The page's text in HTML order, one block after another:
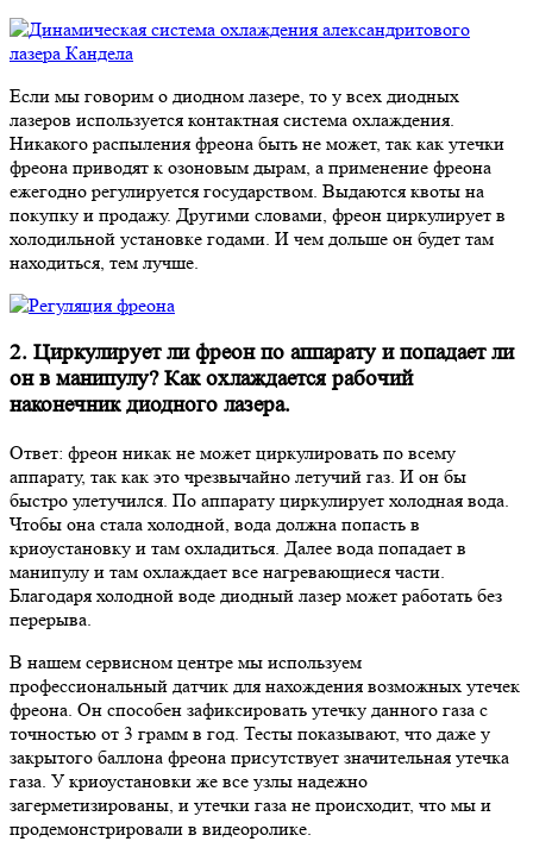
Если мы говорим о диодном лазере, то у всех диодных
лазеров используется контактная система охлаждения.
Никакого распыления фреона быть не может, так как утечки
фреона приводят к озоновым дырам, а применение фреона
ежегодно регулируется государством. Выдаются квоты на
покупку и продажу. Другими словами, фреон циркулирует в
холодильной установке годами. И чем дольше он будет там
находиться, тем лучше.
2. Циркулирует ли фреон по аппарату и попадает ли
он в манипулу? Как охлаждается рабочий
наконечник диодного лазера.
Ответ: фреон никак не может циркулировать по всему
аппарату, так как это чрезвычайно летучий газ. И он бы
быстро улетучился. По аппарату циркулирует холодная вода.
Чтобы она стала холодной, вода должна попасть в
криоустановку и там охладиться. Далее вода попадает в
манипулу и там охлаждает все нагревающиеся части.
Благодаря холодной воде диодный лазер может работать без
перерыва.
В нашем сервисном центре мы используем
профессиональный датчик для нахождения возможных утечек
фреона. Он способен зафиксировать утечку данного газа с
точностью от 3 грамм в год. Тесты показывают, что даже у
закрытого баллона фреона присутствует значительная утечка
газа. У криоустановки же все узлы надежно
загерметизированы, и утечки газа не происходит, что мы и
продемонстрировали в видеоролике.